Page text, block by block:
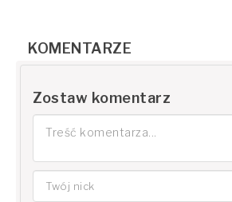
KOMENTARZE
Zostaw komentarz